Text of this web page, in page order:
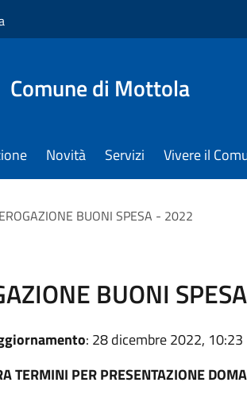
Comune di Mottola
Novità Servizi Vivere il
EROGAZIONE BUONI SPESA - 2022
BUONI
: 28 dicembre 2022, 10:23
TERMINI PER PRESENTAZIONE